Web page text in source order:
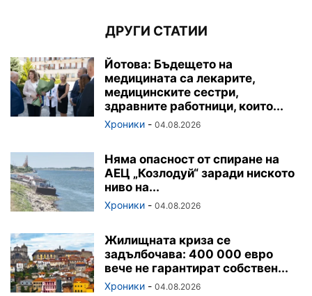
ДРУГИ СТАТИИ
Йотова: Бъдещето на
медицината са лекарите,
медицинските сестри,
здравните работници, които...
Хроники - 04.08.2026
Няма опасност от спиране на
АЕЦ „Козлодуй“ заради ниското
ниво на...
Хроники - 04.08.2026
Жилищната криза се
задълбочава: 400 000 евро
вече не гарантират собствен...
Хроники - 04.08.2026